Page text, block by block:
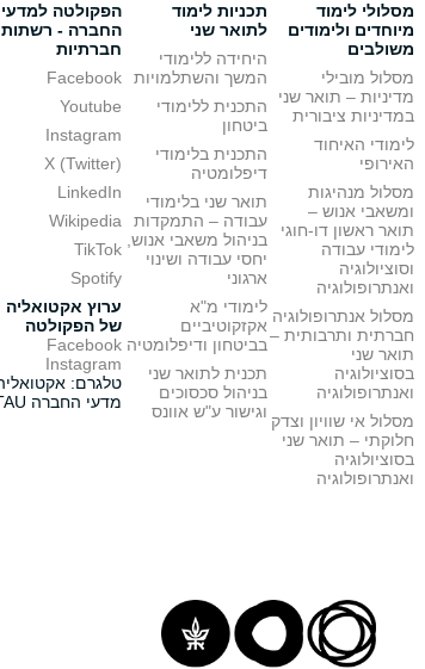
מסלולי לימוד
מיוחדים ולימודים
משולבים
מסלול מובילי
מדיניות – תואר שני
במדיניות ציבורית
לימודי האיחוד
האירופי
מסלול מנהיגות
ומשאבי אנוש –
תואר ראשון דו-חוגי
לימודי עבודה
וסוציולוגיה
ואנתרופולוגיה
מסלול אנתרופולוגיה
חברתית ותרבותית –
תואר שני
בסוציולוגיה
ואנתרופולוגיה
מסלול אי שוויון וצדק
חלוקתי – תואר שני
בסוציולוגיה
ואנתרופולוגיה
תכניות לימוד
לתואר שני
היחידה ללימודי
המשך והשתלמויות
התכנית ללימודי
ביטחון
התכנית בלימודי
דיפלומטיה
תואר שני בלימודי
עבודה – התמקדות
בניהול משאבי אנוש,
יחסי עבודה ושינוי
ארגוני
לימודי מ"א
אקזקוטיביים
בביטחון ודיפלומטיה
תכנית לתואר שני
בניהול סכסוכים
וגישור ע"ש אוונס
הפקולטה למדעי
החברה - רשתות
חברתיות
Facebook
Youtube
Instagram
X (Twitter)
LinkedIn
Wikipedia
TikTok
Spotify
ערוץ אקטואליה
של הפקולטה
Facebook
Instagram
טלגרם:
מדעי החברה TAU